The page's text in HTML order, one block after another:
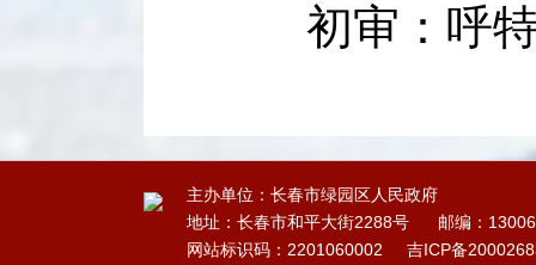
初审：呼
主办单位：长春市绿园区人民政府
地址：长春市和平大街2288号
邮编：
网站标识码：2201060002
吉ICP备